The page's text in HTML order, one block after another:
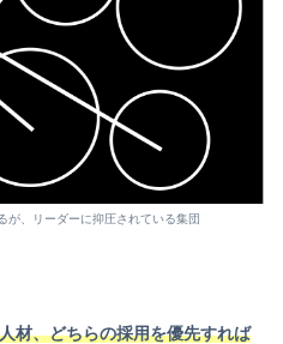
が、リーダーに抑圧されている集団
材、どちらの採用を優先すれば